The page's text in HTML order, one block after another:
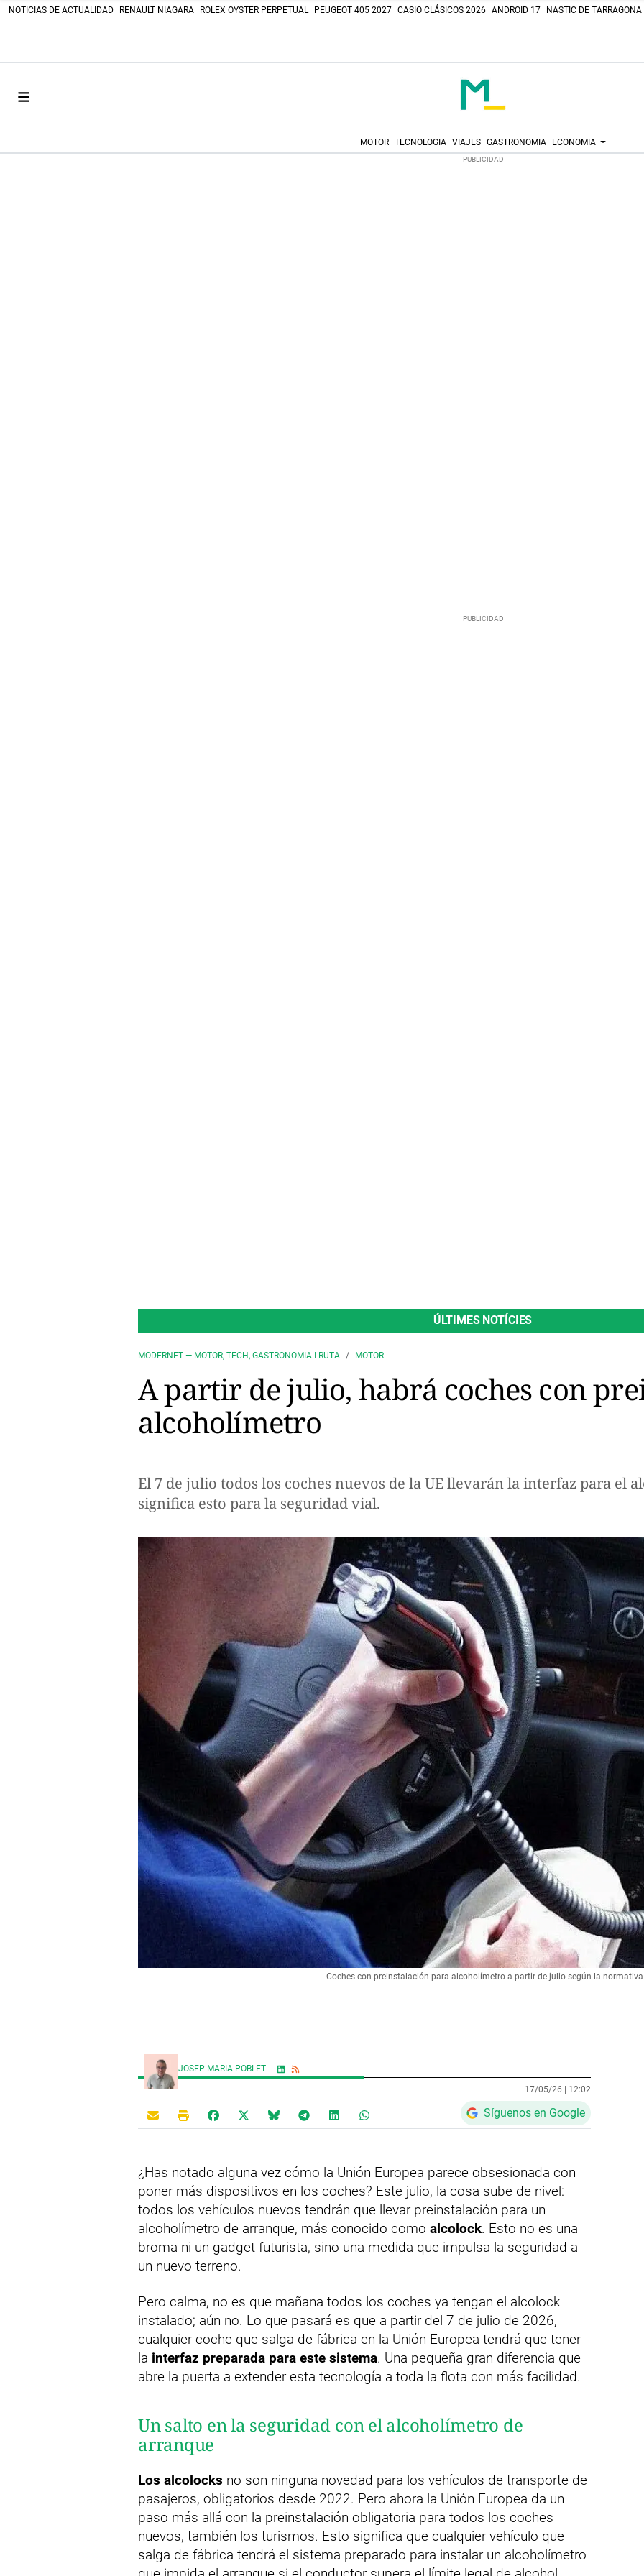
NOTICIAS DE ACTUALIDAD RENAULT NIAGARA ROLEX OYSTER PERPETUAL PEUGEOT 405 2027 CASIO CLÁSICOS 2026 ANDROID 17 NASTIC DE TARRAGONA
MOTOR TECNOLOGIA VIAJES GASTRONOMIA ECONOMIA
ÚLTIMES NOTÍCIES
MODERNET — MOTOR, TECH, GASTRONOMIA I RUTA MOTOR
A partir de julio, habrá coches con
alcoholímetro
El 7 de julio todos los coches nuevos de la UE llevarán la interfaz para el
significa esto para la seguridad vial.
Coches con preinstalación para alcoholímetro a partir de julio según la
JOSEP MARIA POBLET
17/05/26 | 12:02
Síguenos en Google
¿Has notado alguna vez cómo la Unión Europea parece obsesionada con
poner más dispositivos en los coches? Este julio, la cosa sube de nivel:
todos los vehículos nuevos tendrán que llevar preinstalación para un
alcoholímetro de arranque, más conocido como alcolock. Esto no es una
broma ni un gadget futurista, sino una medida que impulsa la seguridad a
un nuevo terreno.
Pero calma, no es que mañana todos los coches ya tengan el alcolock
instalado; aún no. Lo que pasará es que a partir del 7 de julio de 2026,
cualquier coche que salga de fábrica en la Unión Europea tendrá que tener
la interfaz preparada para este sistema. Una pequeña gran diferencia que
abre la puerta a extender esta tecnología a toda la flota con más facilidad.
Un salto en la seguridad con el alcoholímetro de
arranque
Los alcolocks no son ninguna novedad para los vehículos de transporte de
pasajeros, obligatorios desde 2022. Pero ahora la Unión Europea da un
paso más allá con la preinstalación obligatoria para todos los coches
nuevos, también los turismos. Esto significa que cualquier vehículo que
salga de fábrica tendrá el sistema preparado para instalar un alcoholímetro